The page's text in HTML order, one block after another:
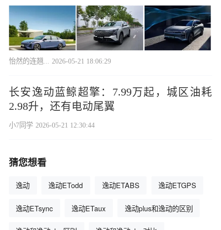
怡然的连翘... 2026-05-21 18:06:29
长安逸动蓝鲸超擎：7.99万起，城区油耗
2.98升，还有电动尾翼
小7同学 2026-05-21 12:30:44
猜您想看
逸动 逸动ETodd 逸动ETABS 逸动ETGPS
逸动ETsync 逸动ETaux 逸动plus和逸动的区别